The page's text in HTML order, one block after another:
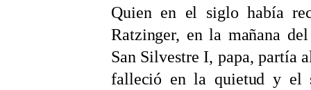
Quien en el siglo había
Ratzinger, en la mañana
San Silvestre I, papa, partía
falleció en la quietud y el